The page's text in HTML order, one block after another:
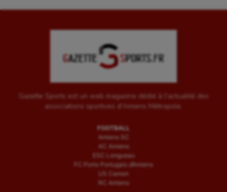
Gazette Sports est un web magazine dédié à l'actualité des
associations sportives d'Amiens Métropole.
FOOTBALL
Amiens SC
AC Amiens
ESC Longueau
FC Porto Portugais d’Amiens
US Camon
RC Amiens